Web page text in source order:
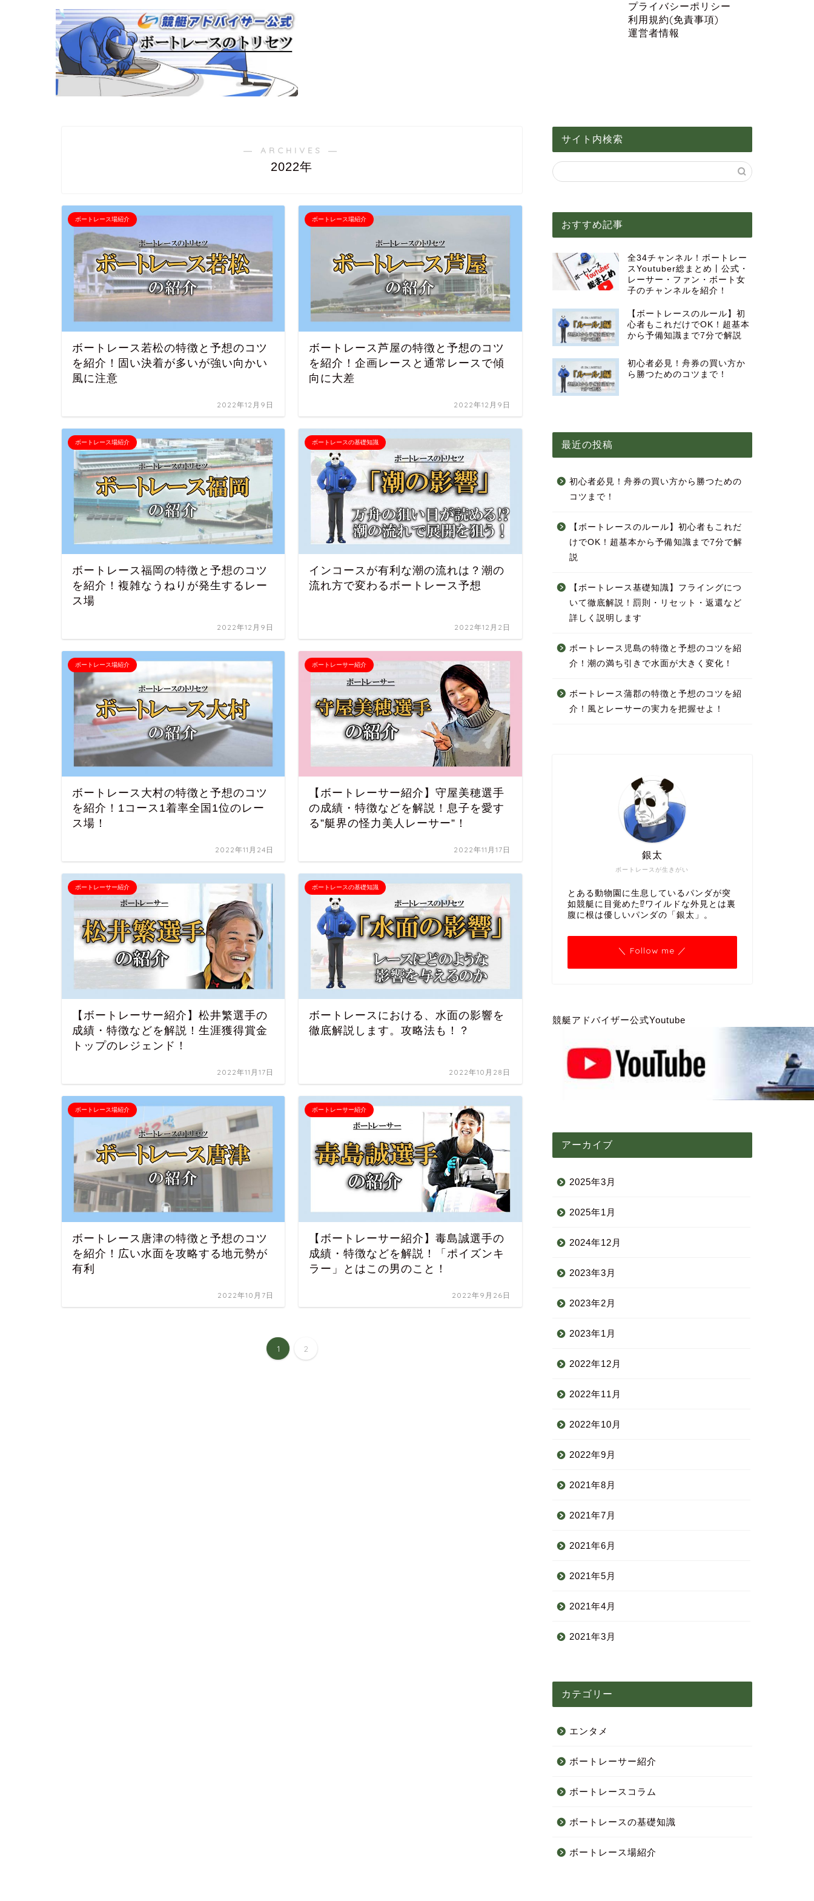
プライバシーポリシー
利用規約(免責事項)
運営者情報
― ARCHIVES ―
2022年
ボートレース場紹介
ボートレース若松の特徴と予想のコツ
を紹介！固い決着が多いが強い向かい
風に注意
2022年12月9日
ボートレース場紹介
ボートレース芦屋の特徴と予想のコツ
を紹介！企画レースと通常レースで傾
向に大差
2022年12月9日
ボートレース場紹介
ボートレース福岡の特徴と予想のコツ
を紹介！複雑なうねりが発生するレー
ス場
2022年12月9日
ボートレースの基礎知識
インコースが有利な潮の流れは？潮の
流れ方で変わるボートレース予想
2022年12月2日
ボートレース場紹介
ボートレース大村の特徴と予想のコツ
を紹介！1コース1着率全国1位のレー
ス場！
2022年11月24日
ボートレーサー紹介
【ボートレーサー紹介】守屋美穂選手
の成績・特徴などを解説！息子を愛す
る”艇界の怪力美人レーサー”！
2022年11月17日
ボートレーサー紹介
【ボートレーサー紹介】松井繁選手の
成績・特徴などを解説！生涯獲得賞金
トップのレジェンド！
2022年11月17日
ボートレースの基礎知識
ボートレースにおける、水面の影響を
徹底解説します。攻略法も！？
2022年10月28日
ボートレース場紹介
ボートレース唐津の特徴と予想のコツ
を紹介！広い水面を攻略する地元勢が
有利
2022年10月7日
ボートレーサー紹介
【ボートレーサー紹介】毒島誠選手の
成績・特徴などを解説！「ポイズンキ
ラー」とはこの男のこと！
2022年9月26日
1 2
サイト内検索
おすすめ記事
全34チャンネル！ボートレー
スYoutuber総まとめ丨公式・
レーサー・ファン・ボート女
子のチャンネルを紹介！
【ボートレースのルール】初
心者もこれだけでOK！超基本
から予備知識まで7分で解説
初心者必見！舟券の買い方か
ら勝つためのコツまで！
最近の投稿
初心者必見！舟券の買い方から勝つための
コツまで！
【ボートレースのルール】初心者もこれだ
けでOK！超基本から予備知識まで7分で解
説
【ボートレース基礎知識】フライングにつ
いて徹底解説！罰則・リセット・返還など
詳しく説明します
ボートレース児島の特徴と予想のコツを紹
介！潮の満ち引きで水面が大きく変化！
ボートレース蒲郡の特徴と予想のコツを紹
介！風とレーサーの実力を把握せよ！
ボートレースが生きがい
銀太
とある動物園に生息しているパンダが突
如競艇に目覚めた⁉ワイルドな外見とは裏
腹に根は優しいパンダの「銀太」。
＼ Follow me ／
競艇アドバイザー公式Youtube
アーカイブ
2025年3月
2025年1月
2024年12月
2023年3月
2023年2月
2023年1月
2022年12月
2022年11月
2022年10月
2022年9月
2021年8月
2021年7月
2021年6月
2021年5月
2021年4月
2021年3月
カテゴリー
エンタメ
ボートレーサー紹介
ボートレースコラム
ボートレースの基礎知識
ボートレース場紹介